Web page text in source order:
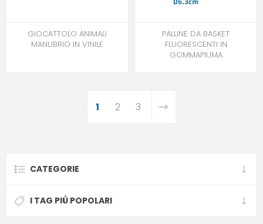
GIOCATTOLO ANIMALI
MANUBRIO IN VINILE
PALLINE DA BASKET
FLUORESCENTI IN
GOMMAPIUMA
1 2 3
CATEGORIE
I TAG PIÙ POPOLARI